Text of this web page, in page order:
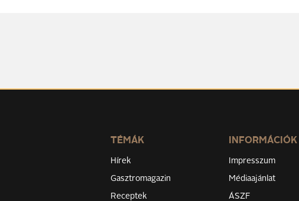
TÉMÁK
Hírek
Gasztromagazin
Receptek
INFORMÁCIÓK
Impresszum
Médiaajánlat
ÁSZF